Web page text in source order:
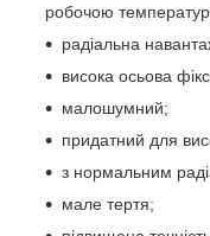
робочою
радіальна
висока осьова
малошумний;
придатний для
з нормальним
мале тертя;